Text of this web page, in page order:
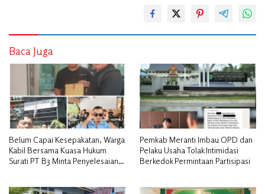
Baca Juga
Belum Capai Kesepakatan, Warga
Kabil Bersama Kuasa Hukum
Surati PT B3 Minta Penyelesaian
Pemkab Meranti Imbau OPD dan
Pelaku Usaha Tolak Intimidasi
Berkedok Permintaan Partisipasi